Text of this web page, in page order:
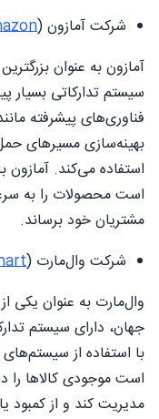
شرکت آمازون (
آمازون به عنوان
سیستم تدارکاتی بسیار
فناوری‌های پیشرفته
بهینه‌سازی مسیرهای
استفاده می‌کند. آمازون
است محصولات را به
مشتریان خود برساند.
شرکت وال‌مارت (
وال‌مارت به عنوان یکی
جهان، دارای سیستم
با استفاده از
است موجودی کالاها را
مدیریت کند و از کمبود